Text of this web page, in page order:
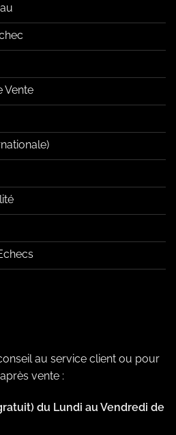
Vente
au service client ou pour
vente :
du Lundi au Vendredi de